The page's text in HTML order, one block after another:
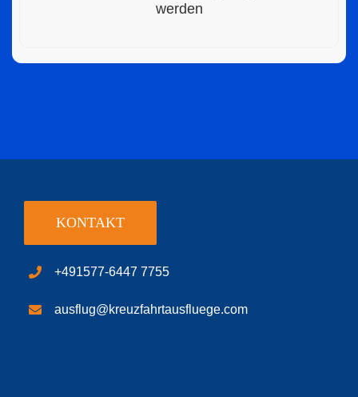
werden
KONTAKT
+491577-6447 7755
ausflug@kreuzfahrtausfluege.com